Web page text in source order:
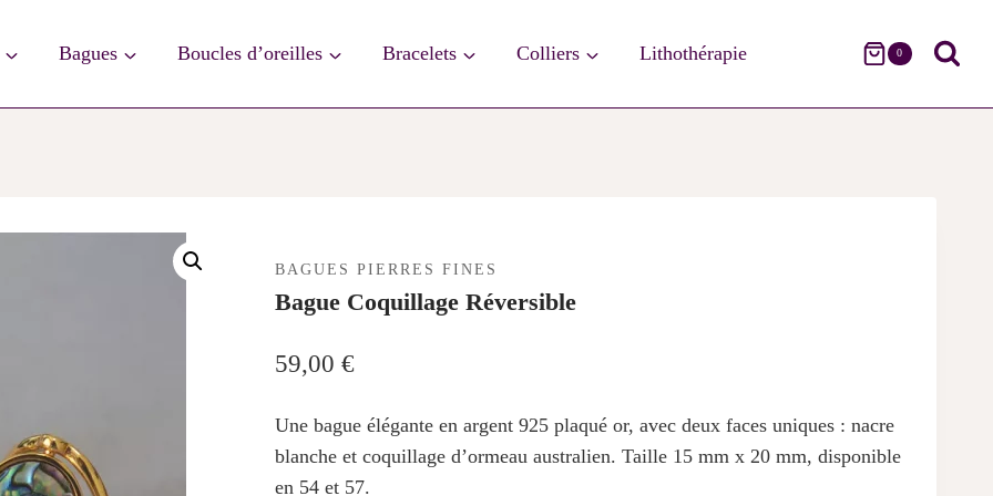
Bagues Boucles d’oreilles Bracelets Colliers Lithothérapie 0
BAGUES PIERRES FINES
Bague Coquillage Réversible
59,00 €
Une bague élégante en argent 925 plaqué or, avec deux faces uniques : nacre
blanche et coquillage d’ormeau australien. Taille 15 mm x 20 mm, disponible
en 54 et 57.